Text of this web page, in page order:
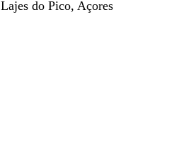
Lajes do Pico, Açores